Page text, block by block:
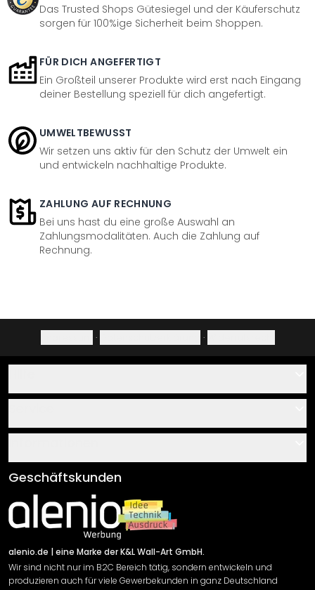
Das Trusted Shops Gütesiegel und der Käuferschutz
sorgen für 100%ige Sicherheit beim Shoppen.
FÜR DICH ANGEFERTIGT
Ein Großteil unserer Produkte wird erst nach Eingang
deiner Bestellung speziell für dich angefertigt.
UMWELTBEWUSST
Wir setzen uns aktiv für den Schutz der Umwelt ein
und entwickeln nachhaltige Produkte.
ZAHLUNG AUF RECHNUNG
Bei uns hast du eine große Auswahl an
Zahlungsmodalitäten. Auch die Zahlung auf
Rechnung.
· ·
Über uns
Klebe- und Montageanleitungen
Newsletter An-/Abmeldung
Sendungsverfolgung
AGB
Impressum
Versand & Zahlung
Rücksendung
Widerrufsrecht
Geschäftskunden
alenio.de | eine Marke der K&L Wall-Art GmbH.
Wir sind nicht nur im B2C Bereich tätig, sondern entwickeln und
produzieren auch für viele Gewerbekunden in ganz Deutschland